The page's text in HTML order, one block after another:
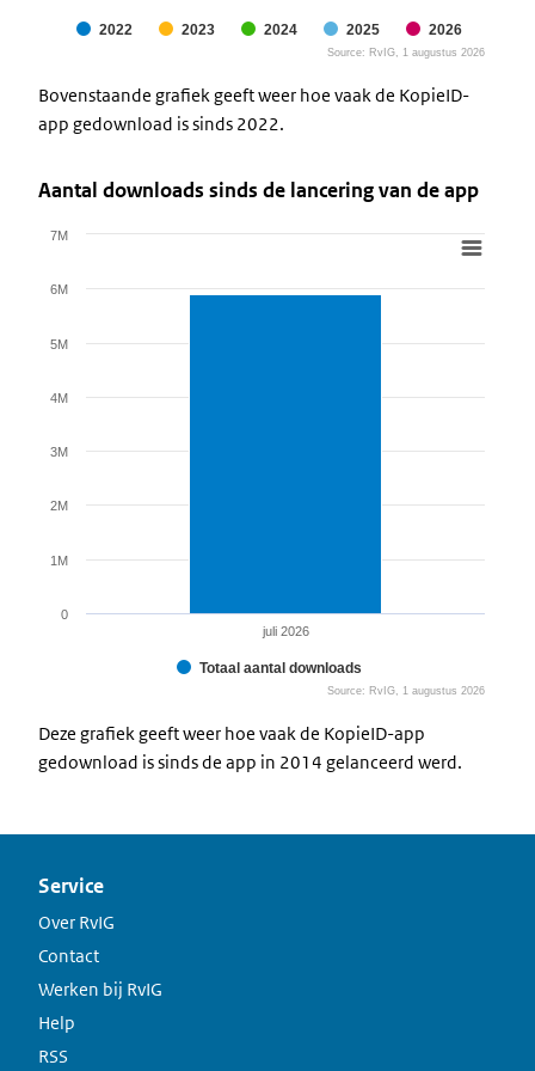
2022 2023 2024 2025 2026
Source: RvIG, 1 augustus 2026
Bovenstaande grafiek geeft weer hoe vaak de KopieID-
app gedownload is sinds 2022.
Aantal downloads sinds de lancering van de app
Bar chart with 1 bar.
The chart has 1 X axis displaying categories.
Totaal aantal downloads
juli 2026
0
1M
2M
3M
4M
5M
6M
7M
Source: RvIG, 1 augustus 2026
Deze grafiek geeft weer hoe vaak de KopieID-app
gedownload is sinds de app in 2014 gelanceerd werd.
Service
Over RvIG
Contact
Werken bij RvIG
Help
RSS